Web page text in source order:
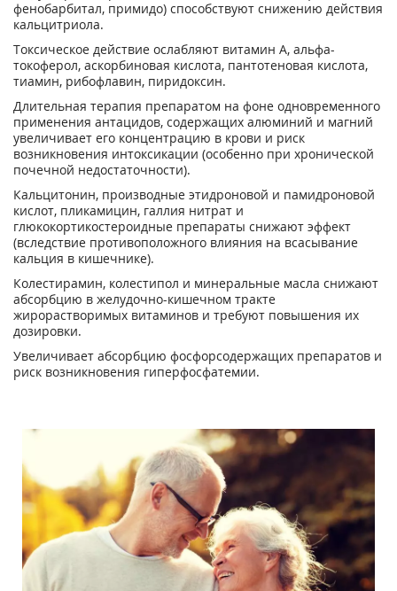
фенобарбитал, примидо) способствуют снижению действия
кальцитриола.
Токсическое действие ослабляют витамин А, альфа-
токоферол, аскорбиновая кислота, пантотеновая кислота,
тиамин, рибофлавин, пиридоксин.
Длительная терапия препаратом на фоне одновременного
применения антацидов, содержащих алюминий и магний
увеличивает его концентрацию в крови и риск
возникновения интоксикации (особенно при хронической
почечной недостаточности).
Кальцитонин, производные этидроновой и памидроновой
кислот, пликамицин, галлия нитрат и
глюкокортикостероидные препараты снижают эффект
(вследствие противоположного влияния на всасывание
кальция в кишечнике).
Колестирамин, колестипол и минеральные масла снижают
абсорбцию в желудочно-кишечном тракте
жирорастворимых витаминов и требуют повышения их
дозировки.
Увеличивает абсорбцию фосфорсодержащих препаратов и
риск возникновения гиперфосфатемии.